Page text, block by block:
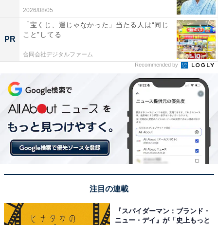
次ページ 5位までのランキング結果を見る
こちらもおすすめ
2026/08/05
PR
「宝くじ、運じゃなかった」当たる人は“同じ
こと”してる
合同会社デジタルファーム
Recommended by
注目の連載
『スパイダーマン：ブランド・
ニュー・デイ』が「史上もっと